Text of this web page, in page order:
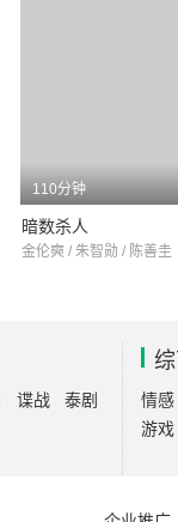
110分钟
暗数杀人
金伦奭 / 朱智勋 / 陈善圭
谍战
泰剧
情感
游戏